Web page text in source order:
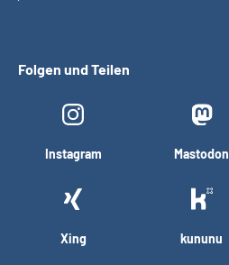
Folgen und Teilen
Instagram Mastodon
Xing kununu